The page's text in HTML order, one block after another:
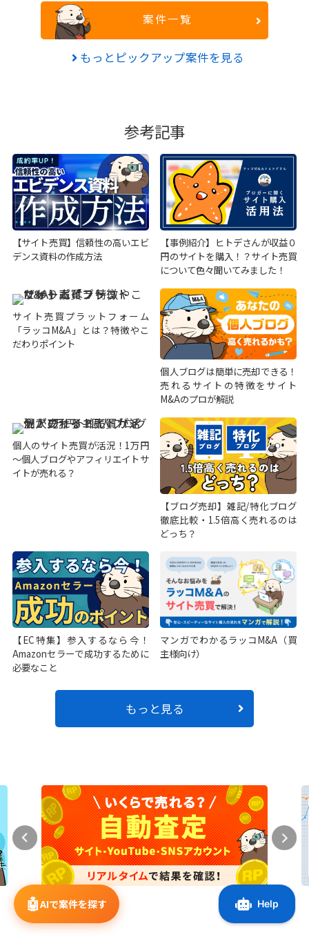
案件一覧
もっとピックアップ案件を見る
参考記事
【サイト売買】信頼性の高いエビ
デンス資料の作成方法
【事例紹介】ヒトデさんが収益０
円のサイトを購入！？サイト売買
について色々聞いてみました！
サイト売買プラットフォーム
「ラッコM&A」とは？特徴やこ
だわりポイント
個人ブログは簡単に売却できる！
売れるサイトの特徴をサイト
M&Aのプロが解説
個人のサイト売買が活況！1万円
～個人ブログやアフィリエイトサ
イトが売れる？
【ブログ売却】雑記/特化ブログ
徹底比較・1.5倍高く売れるのは
どっち？
【EC特集】参入するなら今！
Amazonセラーで成功するために
必要なこと
マンガでわかるラッコM&A（買
主様向け）
もっと見る
🤖AIで案件を探す